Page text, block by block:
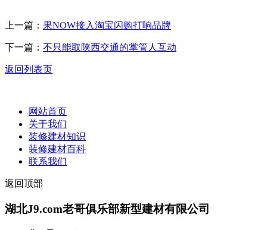
上一篇： 果NOW接入淘宝闪购打响品牌
下一篇： 不只能取陕西交通的掌管人互动
返回列表页
网站首页
关于我们
装修建材知识
装修建材百科
联系我们
返回顶部
湖北J9.com老哥俱乐部新型建材有限公司